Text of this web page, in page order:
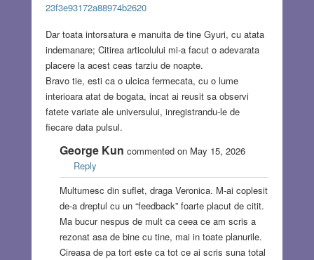
23f3e93172a88974b2620
Dar toata intorsatura e manuita de tine Gyuri, cu atata
indemanare; Citirea articolului mi-a facut o adevarata
placere la acest ceas tarziu de noapte.
Bravo tie, esti ca o ulcica fermecata, cu o lume
interioara atat de bogata, incat ai reusit sa observi
fatete variate ale universului, inregistrandu-le de
fiecare data pulsul.
George Kun commented on May 15, 2026
Reply
Multumesc din suflet, draga Veronica. M-ai coplesit
de-a dreptul cu un “feedback” foarte placut de citit.
Ma bucur nespus de mult ca ceea ce am scris a
rezonat asa de bine cu tine, mai in toate planurile.
Cireasa de pa tort este ca tot ce ai scris suna total